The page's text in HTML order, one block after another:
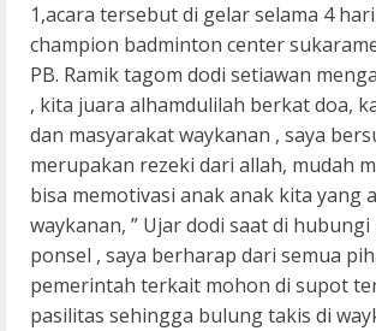
1,acara tersebut di gelar selama 4
champion badminton center
PB. Ramik tagom dodi setiawan
, kita juara alhamdulilah berkat doa,
dan masyarakat waykanan , saya
merupakan rezeki dari allah, mudah
bisa memotivasi anak anak kita yang
waykanan, ” Ujar dodi saat di hubungi
ponsel , saya berharap dari semua
pemerintah terkait mohon di supot
pasilitas sehingga bulung takis di